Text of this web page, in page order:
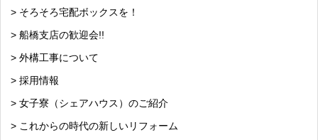
> そろそろ宅配ボックスを！
> 船橋支店の歓迎会!!
> 外構工事について
> 採用情報
> 女子寮（シェアハウス）のご紹介
> これからの時代の新しいリフォーム